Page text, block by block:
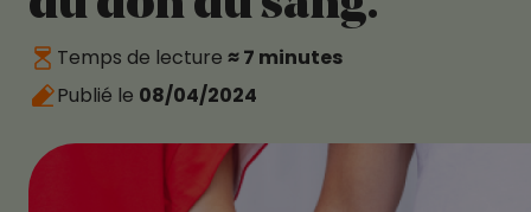
Temps de lecture ≈ 7 minutes
Publié le 08/04/2024